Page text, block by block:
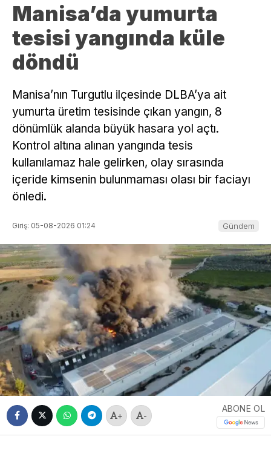
Manisa’da yumurta
tesisi yangında küle
döndü
Manisa’nın Turgutlu ilçesinde DLBA’ya ait
yumurta üretim tesisinde çıkan yangın, 8
dönümlük alanda büyük hasara yol açtı.
Kontrol altına alınan yangında tesis
kullanılamaz hale gelirken, olay sırasında
içeride kimsenin bulunmaması olası bir faciayı
önledi.
Giriş: 05-08-2026 01:24 Gündem
+ -
ABONE OL